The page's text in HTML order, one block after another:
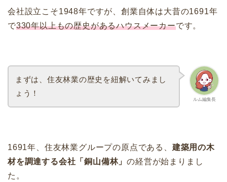
会社設立こそ1948年ですが、創業自体は大昔の1691年
で330年以上もの歴史があるハウスメーカーです。
ルム編集長
まずは、住友林業の歴史を紐解いてみまし
ょう！
1691年、住友林業グループの原点である、 建築用の木
材を調達する会社「銅山備林」の経営が始まりまし
た。